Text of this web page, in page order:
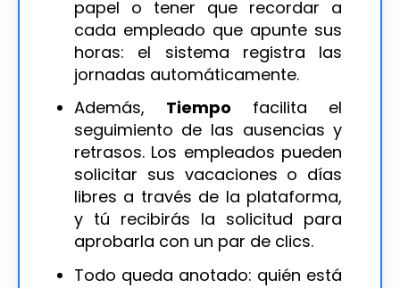
papel o tener que recordar a
cada empleado que apunte sus
horas: el sistema registra las
jornadas automáticamente.
Además, Tiempo facilita el
seguimiento de las ausencias y
retrasos. Los empleados pueden
solicitar sus vacaciones o días
libres a través de la plataforma,
y tú recibirás la solicitud para
aprobarla con un par de clics.
Todo queda anotado: quién está